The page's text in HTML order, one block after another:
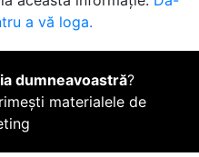
a vă loga.
dumneavoastră?
materialele de